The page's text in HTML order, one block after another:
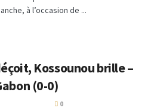
à l’occasion de ...
Kossounou brille –
(0-0)
0